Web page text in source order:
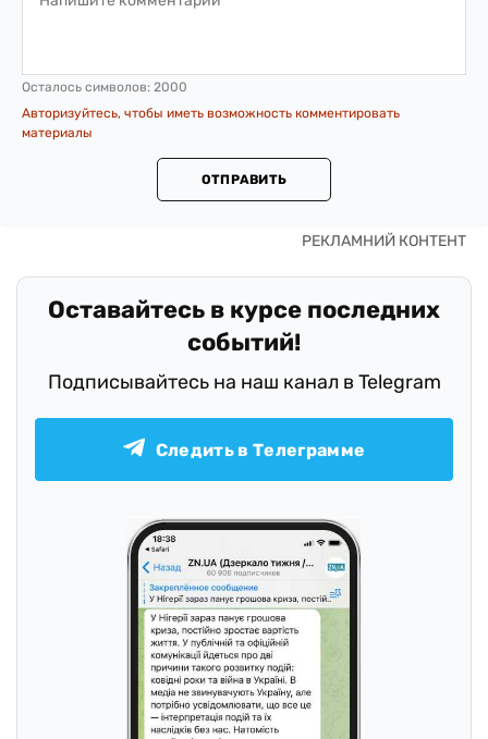
Осталось символов: 2000
Авторизуйтесь, чтобы иметь возможность комментировать
материалы
ОТПРАВИТЬ
Оставайтесь в курсе последних
событий!
Подписывайтесь на наш канал в Telegram
Следить в Телеграмме